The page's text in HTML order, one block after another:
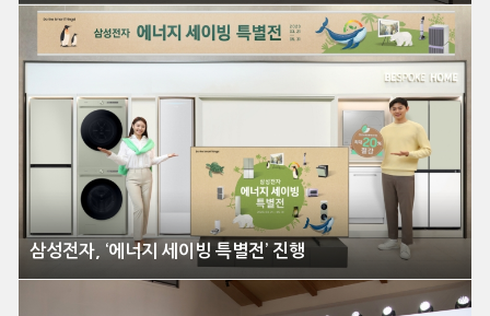
삼성전자, ‘에너지 세이빙 특별전’ 진행